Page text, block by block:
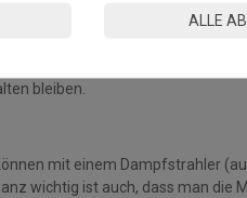
bei angegebener
Fasern auf, der Mattenflor wird
Pflegen Sie so Ihre Fußmatte
bleiben.
mit einem Dampfstrahler
wichtig ist auch, dass man die
ALLE